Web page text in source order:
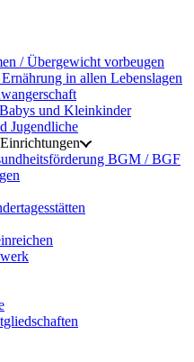
/ Übergewicht vorbeugen
in allen Lebenslagen
und Kleinkinder
Jugendliche
BGM / BGF